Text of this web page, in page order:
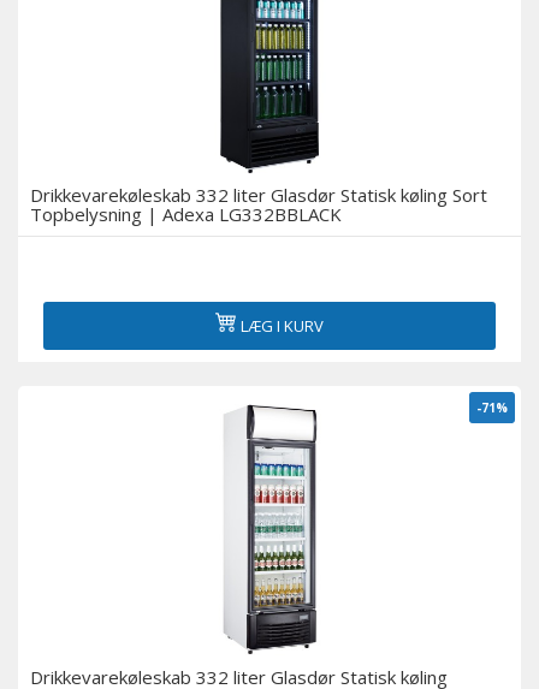
Drikkevarekøleskab 332 liter Glasdør Statisk køling Sort
Topbelysning | Adexa LG332BBLACK
LÆG I KURV
-71%
Drikkevarekøleskab 332 liter Glasdør Statisk køling